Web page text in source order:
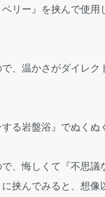
リー』を挟んで使用
、温かさがダイレク
る岩盤浴』でぬくぬ
、悔しくて『不思議
挟んでみると、想像